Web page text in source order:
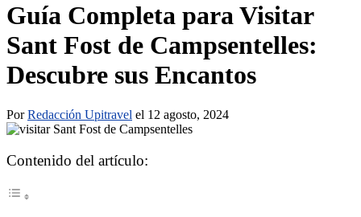
Guía Completa para Visitar
Sant Fost de Campsentelles:
Descubre sus Encantos
PorRedacción Upitravel el 12 agosto, 2024
Contenido del artículo: